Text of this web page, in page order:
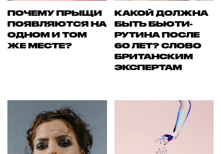
ПОЧЕМУ ПРЫЩИ
ПОЯВЛЯЮТСЯ НА
ОДНОМ И ТОМ
ЖЕ МЕСТЕ?
КАКОЙ ДОЛЖНА
БЫТЬ БЬЮТИ-
РУТИНА ПОСЛЕ
60 ЛЕТ? СЛОВО
БРИТАНСКИМ
ЭКСПЕРТАМ